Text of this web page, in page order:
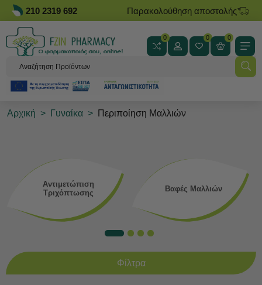
210 2319 692 Παρακολούθηση αποστολής
0 0 0
Αρχική > Γυναίκα > Περιποίηση Μαλλιών
Αντιμετώπιση
Τριχόπτωσης
Βαφές Μαλλιών
Φίλτρα